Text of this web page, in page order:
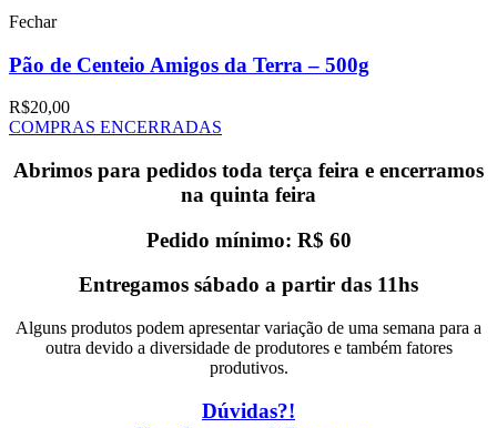
Fechar
Pão de Centeio Amigos da Terra – 500g
R$20,00
COMPRAS ENCERRADAS
Abrimos para pedidos toda terça feira e encerramos
na quinta feira
Pedido mínimo: R$ 60
Entregamos sábado a partir das 11hs
Alguns produtos podem apresentar variação de uma semana para a
outra devido a diversidade de produtores e também fatores
produtivos.
Dúvidas?!